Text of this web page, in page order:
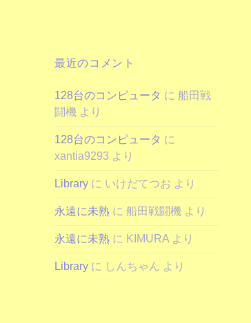
最近のコメント
128台のコンピュータ に船田戦
闘機 より
128台のコンピュータ に
xantia9293 より
Library に いけだてつお より
永遠に未熟 に船田戦闘機 より
永遠に未熟 に KIMURA より
Library に しんちゃん より